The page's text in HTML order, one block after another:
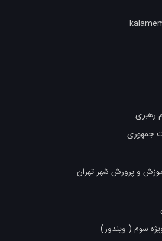
رهبری
جمهوری
آموزش و پرورش شهر تهران
سوم ( ویندوز)